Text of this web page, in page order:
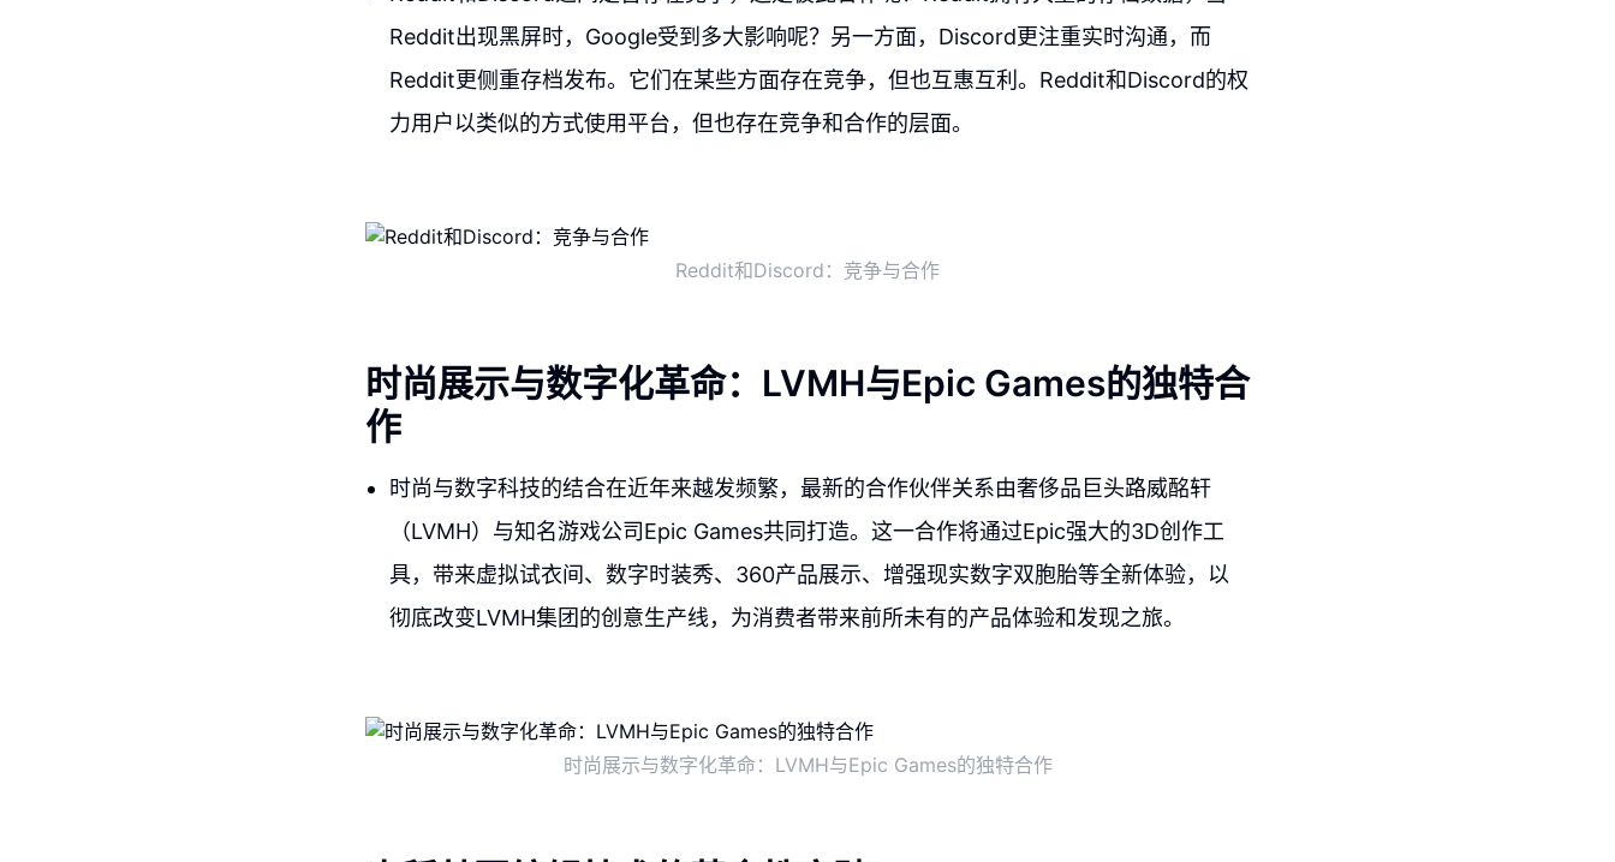
Reddit出现黑屏时，Google受到多大影响呢？另一方面，Discord更注重实时沟通，而
Reddit更侧重存档发布。它们在某些方面存在竞争，但也互惠互利。Reddit和Discord的权
力用户以类似的方式使用平台，但也存在竞争和合作的层面。
Reddit和Discord：竞争与合作
时尚展示与数字化革命：LVMH与Epic Games的独特合
作
时尚与数字科技的结合在近年来越发频繁，最新的合作伙伴关系由奢侈品巨头路威酩轩
（LVMH）与知名游戏公司Epic Games共同打造。这一合作将通过Epic强大的3D创作工
具，带来虚拟试衣间、数字时装秀、360产品展示、增强现实数字双胞胎等全新体验，以
彻底改变LVMH集团的创意生产线，为消费者带来前所未有的产品体验和发现之旅。
时尚展示与数字化革命：LVMH与Epic Games的独特合作